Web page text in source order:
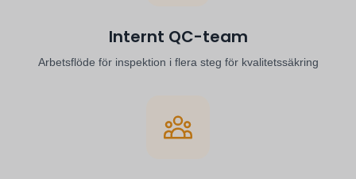
Internt QC-team
Arbetsflöde för inspektion i flera steg för kvalitetssäkring